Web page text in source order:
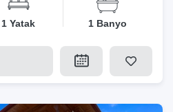
1 Yatak 1 Banyo